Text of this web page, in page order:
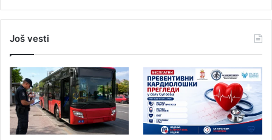
Još vesti